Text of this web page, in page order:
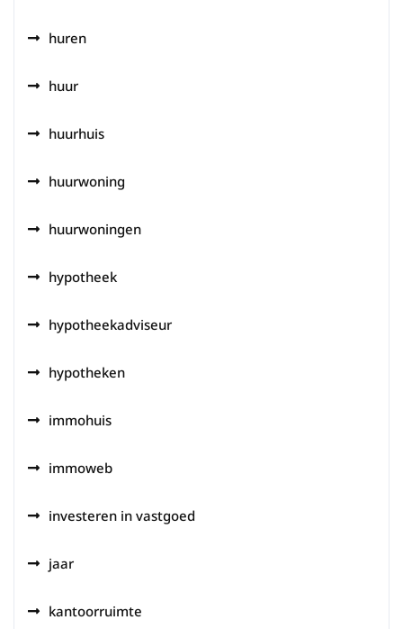
huren
huur
huurhuis
huurwoning
huurwoningen
hypotheek
hypotheekadviseur
hypotheken
immohuis
immoweb
investeren in vastgoed
jaar
kantoorruimte